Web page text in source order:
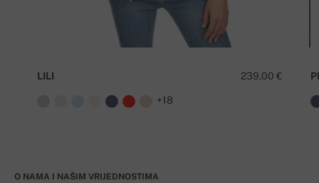
239,00 €
LILI
+18
O NAMA I NAŠIM VRIJEDNOSTIMA